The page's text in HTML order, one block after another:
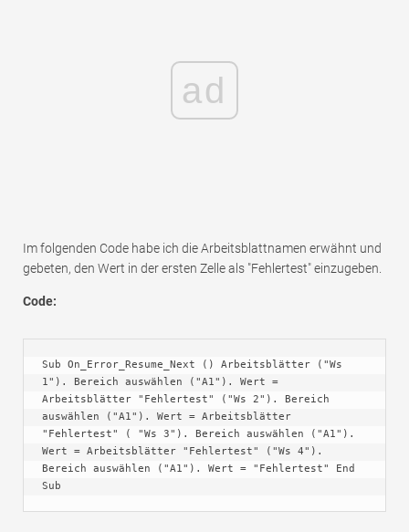
ad
Im folgenden Code habe ich die Arbeitsblattnamen erwähnt und
gebeten, den Wert in der ersten Zelle als "Fehlertest" einzugeben.
Code:
Sub On_Error_Resume_Next () Arbeitsblätter ("Ws
1"). Bereich auswählen ("A1"). Wert =
Arbeitsblätter "Fehlertest" ("Ws 2"). Bereich
auswählen ("A1"). Wert = Arbeitsblätter
"Fehlertest" ( "Ws 3"). Bereich auswählen ("A1").
Wert = Arbeitsblätter "Fehlertest" ("Ws 4").
Bereich auswählen ("A1"). Wert = "Fehlertest" End
Sub